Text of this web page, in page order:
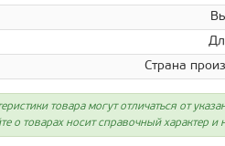
Страна
товара могут отличаться от
о товарах носит справочный характер